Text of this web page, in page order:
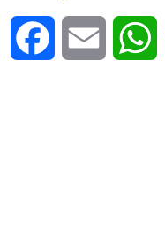
Facebook Email